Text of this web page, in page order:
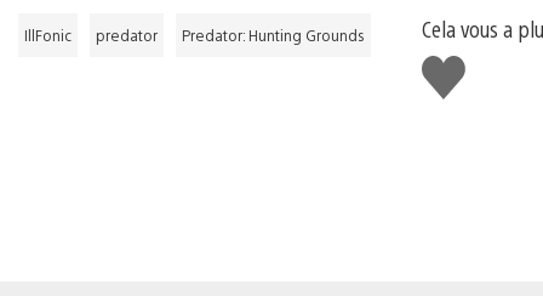
IllFonic predator Predator: Hunting Grounds
Cela vous a
J'aime